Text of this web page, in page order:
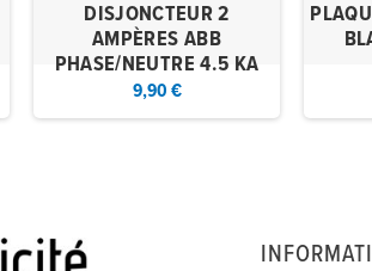
DISJONCTEUR 2
AMPÈRES ABB
PHASE/NEUTRE 4.5 KA
9,90 €